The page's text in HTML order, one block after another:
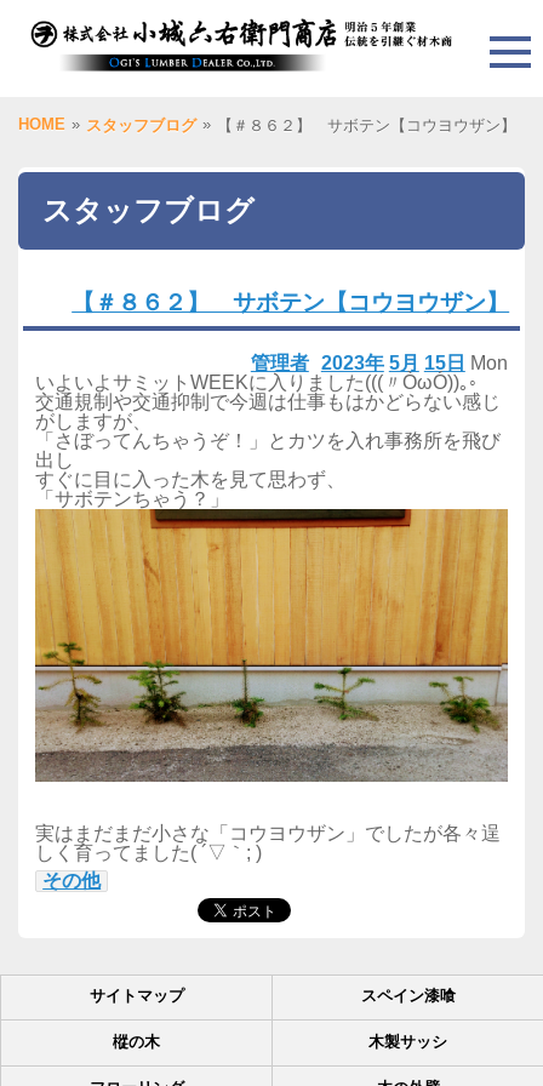
HOME » スタッフブログ » 【＃８６２】 サボテン【コウヨウザン】
スタッフブログ
【＃８６２】 サボテン【コウヨウザン】
2023年 5月 15日 Mon
管理者
いよいよサミットWEEKに入りました(((〃ÒωÓ))｡◦
交通規制や交通抑制で今週は仕事もはかどらない感じ
がしますが、
「さぼってんちゃうぞ！」とカツを入れ事務所を飛び
出し
すぐに目に入った木を見て思わず、
「サボテンちゃう？」
実はまだまだ小さな「コウヨウザン」でしたが各々逞
しく育ってました( ´▽｀; )
その他
サイトマップ スペイン漆喰
樅の木 木製サッシ